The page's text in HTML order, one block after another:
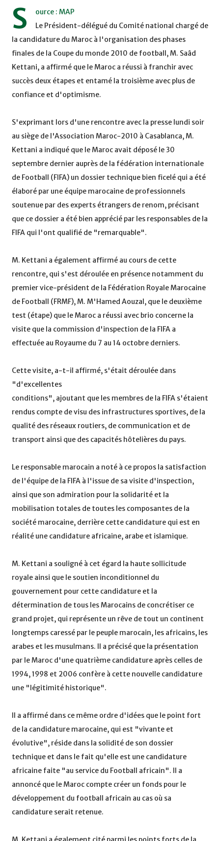
S
ource : MAP
Le Président-délégué du Comité national chargé de
la candidature du Maroc à l'organisation des phases
finales de la Coupe du monde 2010 de football, M. Saâd
Kettani, a affirmé que le Maroc a réussi à franchir avec
succès deux étapes et entamé la troisième avec plus de
confiance et d'optimisme.
S'exprimant lors d'une rencontre avec la presse lundi soir
au siège de l'Association Maroc-2010 à Casablanca, M.
Kettani a indiqué que le Maroc avait déposé le 30
septembre dernier auprès de la fédération internationale
de Football (FIFA) un dossier technique bien ficelé qui a été
élaboré par une équipe marocaine de professionnels
soutenue par des experts étrangers de renom, précisant
que ce dossier a été bien apprécié par les responsables de la
FIFA qui l'ont qualifié de "remarquable".
M. Kettani a également affirmé au cours de cette
rencontre, qui s'est déroulée en présence notamment du
premier vice-président de la Fédération Royale Marocaine
de Football (FRMF), M. M'Hamed Aouzal, que le deuxième
test (étape) que le Maroc a réussi avec brio concerne la
visite que la commission d'inspection de la FIFA a
effectuée au Royaume du 7 au 14 octobre derniers.
Cette visite, a-t-il affirmé, s'était déroulée dans
"d'excellentes
conditions", ajoutant que les membres de la FIFA s'étaient
rendus compte de visu des infrastructures sportives, de la
qualité des réseaux routiers, de communication et de
transport ainsi que des capacités hôtelières du pays.
Le responsable marocain a noté à ce propos la satisfaction
de l'équipe de la FIFA à l'issue de sa visite d'inspection,
ainsi que son admiration pour la solidarité et la
mobilisation totales de toutes les composantes de la
société marocaine, derrière cette candidature qui est en
réalité une candidature africaine, arabe et islamique.
M. Kettani a souligné à cet égard la haute sollicitude
royale ainsi que le soutien inconditionnel du
gouvernement pour cette candidature et la
détermination de tous les Marocains de concrétiser ce
grand projet, qui représente un rêve de tout un continent
longtemps caressé par le peuple marocain, les africains, les
arabes et les musulmans. Il a précisé que la présentation
par le Maroc d'une quatrième candidature après celles de
1994, 1998 et 2006 confère à cette nouvelle candidature
une "légitimité historique".
Il a affirmé dans ce même ordre d'idées que le point fort
de la candidature marocaine, qui est "vivante et
évolutive", réside dans la solidité de son dossier
technique et dans le fait qu'elle est une candidature
africaine faite "au service du Football africain". Il a
annoncé que le Maroc compte créer un fonds pour le
développement du football africain au cas où sa
candidature serait retenue.